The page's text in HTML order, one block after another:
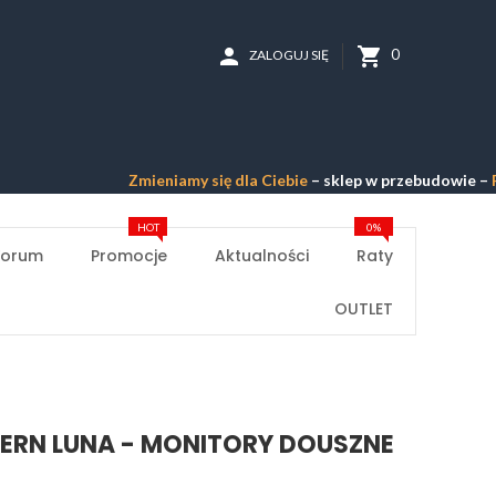
shopping_cart 0
person ZALOGUJ SIĘ
Zmieniamy się dla Ciebie– sklep w przebudowie –
Promocje
HOT
Aktualności Raty
0%
OUTLET
LUNA - MONITORY DOUSZNE